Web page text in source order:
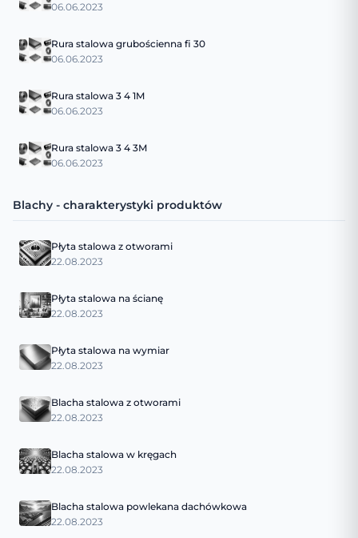
06.06.2023
Rura stalowa grubościenna fi 30
06.06.2023
Rura stalowa 3 4 1M
06.06.2023
Rura stalowa 3 4 3M
06.06.2023
Blachy - charakterystyki produktów
Płyta stalowa z otworami
22.08.2023
Płyta stalowa na ścianę
22.08.2023
Płyta stalowa na wymiar
22.08.2023
Blacha stalowa z otworami
22.08.2023
Blacha stalowa w kręgach
22.08.2023
Blacha stalowa powlekana dachówkowa
22.08.2023